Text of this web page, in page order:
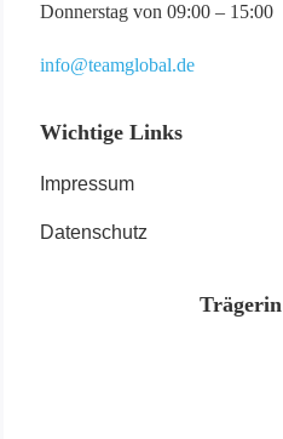
Donnerstag von 09:00 – 15:00
info@teamglobal.de
Wichtige Links
Impressum
Datenschutz
Trägerin